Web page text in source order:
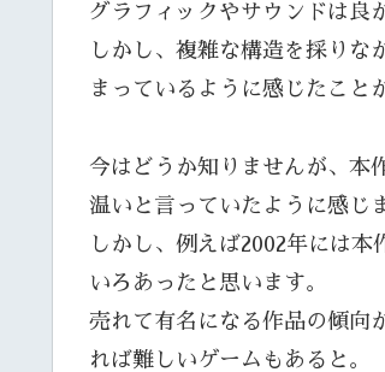
グラフィックやサウンドは良
しかし、複雑な構造を採りな
まっているように感じたこと
今はどうか知りませんが、本
温いと言っていたように感じ
しかし、例えば2002年には
いろあったと思います。
売れて有名になる作品の傾向
れば難しいゲームもあると。